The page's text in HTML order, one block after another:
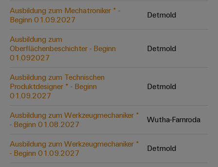
Prozessindustrie
Mehr
Ressourceneffizienz
durch
Schaltschrankbau
Lösungen
die
Herausforderungen
Schaltschrankbau
Industrial
Service
Platform
easyConnect
Regler
Gerätehersteller
Leiterplattensteckverbinder
&
Engineering-
Visualisierungstools
Energiemessung
und
Smart
Metering
Weidmüller
AI
OCI-
EDI-
Schnittstelle
ALLE
SERVICES
Systemintegratoren
Messen
&
Globale
Messen
&
Events
Entwicklung
Karriere auf
Ausbildung zum Mechatroniker * -
Beginn 01.09.2027
Detmold
Ausbildung zum
Oberflächenbeschichter - Beginn
01.092027
Detmold
Ausbildung zum Technischen
Produktdesigner * - Beginn
01.09.2027
Detmold
Ausbildung zum Werkzeugmechaniker *
- Beginn 01.08.2027
Wutha-Farnroda
Ausbildung zum Werkzeugmechaniker *
- Beginn 01.09.2027
Detmold